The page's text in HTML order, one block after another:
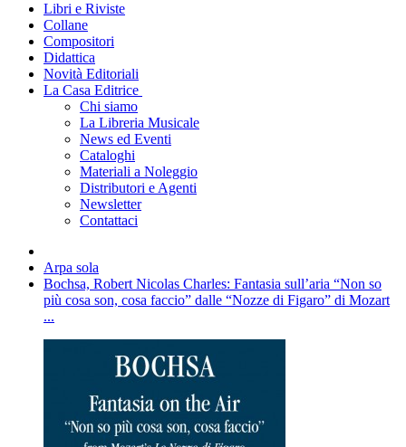
Libri e Riviste
Collane
Compositori
Didattica
Novità Editoriali
La Casa Editrice
Chi siamo
La Libreria Musicale
News ed Eventi
Cataloghi
Materiali a Noleggio
Distributori e Agenti
Newsletter
Contattaci
Arpa sola
Bochsa, Robert Nicolas Charles: Fantasia sull’aria “Non so
più cosa son, cosa faccio” dalle “Nozze di Figaro” di Mozart
...